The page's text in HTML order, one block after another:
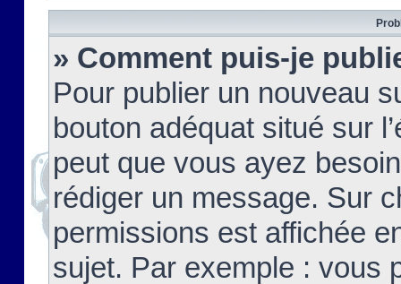
» Comment puis-je
Pour publier un nouveau
bouton adéquat situé sur
peut que vous ayez
rédiger un message. Sur
permissions est affichée
sujet. Par exemple : vous